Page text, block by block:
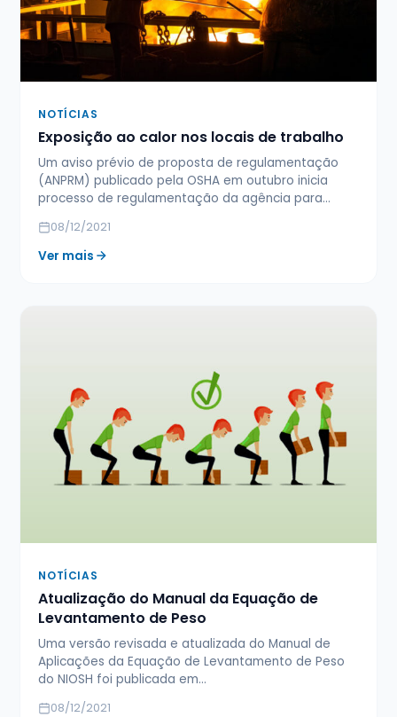
NOTÍCIAS
Exposição ao calor nos locais de trabalho
Um aviso prévio de proposta de regulamentação
(ANPRM) publicado pela OSHA em outubro inicia
processo de regulamentação da agência para…
08/12/2021
Ver mais
NOTÍCIAS
Atualização do Manual da Equação de
Levantamento de Peso
Uma versão revisada e atualizada do Manual de
Aplicações da Equação de Levantamento de Peso
do NIOSH foi publicada em…
08/12/2021